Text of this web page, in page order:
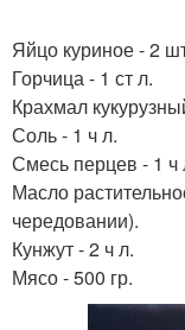
Яйцо куриное - 2
Горчица - 1 ст л.
Крахмал
Соль - 1 ч л.
Смесь перцев - 1 ч
Масло
чередовании).
Кунжут - 2 ч л.
Мясо - 500 гр.